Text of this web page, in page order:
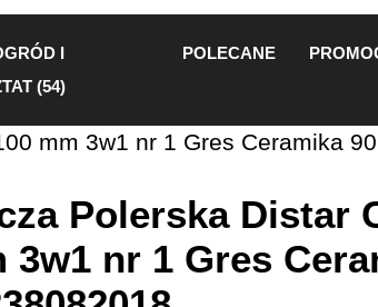
I
(54)
POLECANE
mm 3w1 nr 1 Gres Ceramika
Polerska Distar
3w1 nr 1 Gres